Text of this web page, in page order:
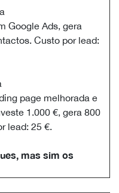
Google Ads, gera
Custo por lead:
page melhorada e
1.000 €, gera 800
lead: 25 €.
mas sim os